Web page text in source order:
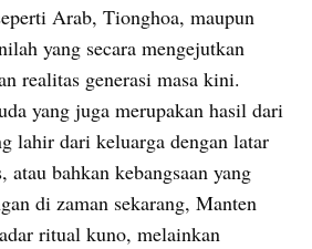
Arab, Tionghoa, maupun
yang secara mengejutkan
realitas generasi masa kini.
yang juga merupakan hasil dari
lahir dari keluarga dengan latar
atau bahkan kebangsaan yang
di zaman sekarang, Manten
ritual kuno, melainkan